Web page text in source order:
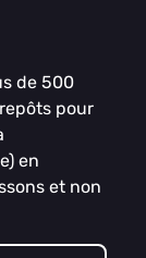
de 500
pour
en
et non